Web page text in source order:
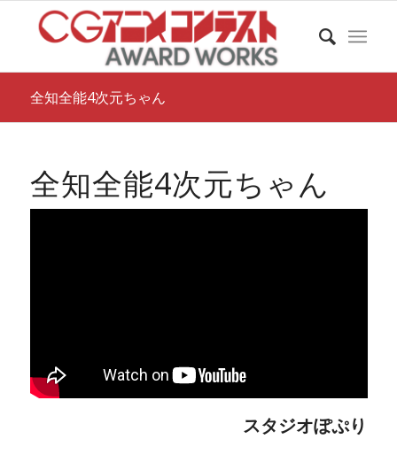
全知全能4次元ちゃん
全知全能4次元ちゃん
スタジオぽぷり